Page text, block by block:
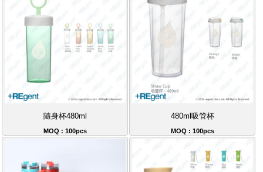
隨身杯480ml
MOQ : 100pcs
480ml吸管杯
MOQ : 100pcs